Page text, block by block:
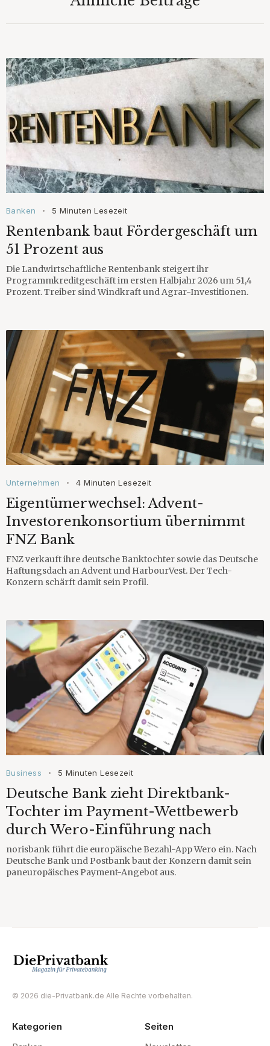
Banken • 5 Minuten Lesezeit
Rentenbank baut Fördergeschäft um
51 Prozent aus
Die Landwirtschaftliche Rentenbank steigert ihr
Programmkreditgeschäft im ersten Halbjahr 2026 um 51,4
Prozent. Treiber sind Windkraft und Agrar-Investitionen.
Unternehmen • 4 Minuten Lesezeit
Eigentümerwechsel: Advent-
Investorenkonsortium übernimmt
FNZ Bank
FNZ verkauft ihre deutsche Banktochter sowie das Deutsche
Haftungsdach an Advent und HarbourVest. Der Tech-
Konzern schärft damit sein Profil.
Business • 5 Minuten Lesezeit
Deutsche Bank zieht Direktbank-
Tochter im Payment-Wettbewerb
durch Wero-Einführung nach
norisbank führt die europäische Bezahl-App Wero ein. Nach
Deutsche Bank und Postbank baut der Konzern damit sein
paneuropäisches Payment-Angebot aus.
© 2026 die-Privatbank.de Alle Rechte vorbehalten.
Kategorien
Seiten